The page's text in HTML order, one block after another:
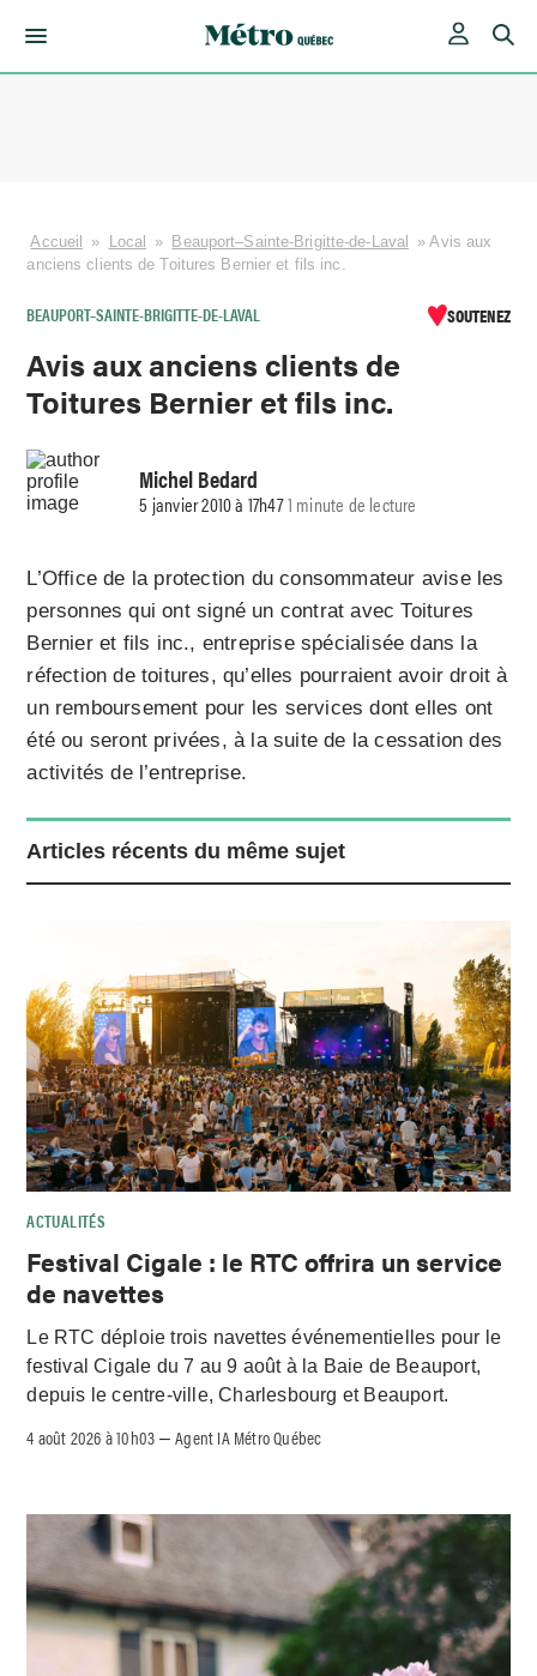
Accueil » Local » Beauport–Sainte-Brigitte-de-Laval »Avis aux
anciens clients de Toitures Bernier et fils inc.
BEAUPORT–SAINTE-BRIGITTE-DE-LAVAL SOUTENEZ
Avis aux anciens clients de
Toitures Bernier et fils inc.
Michel Bedard
5 janvier 2010 à 17h471 minute de lecture
L’Office de la protection du consommateur avise les
personnes qui ont signé un contrat avec Toitures
Bernier et fils inc., entreprise spécialisée dans la
réfection de toitures, qu’elles pourraient avoir droit à
un remboursement pour les services dont elles ont
été ou seront privées, à la suite de la cessation des
activités de l’entreprise.
Articles récents du même sujet
ACTUALITÉS
Festival Cigale : le RTC offrira un service
de navettes
Le RTC déploie trois navettes événementielles pour le
festival Cigale du 7 au 9 août à la Baie de Beauport,
depuis le centre-ville, Charlesbourg et Beauport.
4 août 2026 à 10h03 –Agent IA Métro Québec